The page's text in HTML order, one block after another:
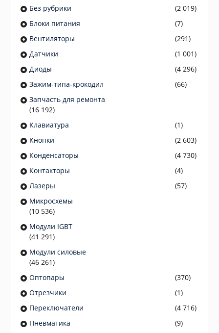
Без рубрики
(2 019)
Блоки питания
(7)
Вентиляторы
(291)
Датчики
(1 001)
Диоды
(4 296)
Зажим-типа-крокодил
(66)
Запчасть для ремонта
(16 192)
Клавиатура
(1)
Кнопки
(2 603)
Конденсаторы
(4 730)
Контакторы
(4)
Лазеры
(57)
Микросхемы
(10 536)
Модули IGBT
(41 291)
Модули силовые
(46 261)
Оптопары
(370)
Отрезчики
(1)
Переключатели
(4 716)
Пневматика
(9)